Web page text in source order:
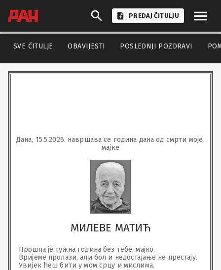
PREDAJ ČITULJU
SVE ČITULJE OBAVIJESTI POSLEDNJI POZDRAVI
Дана, 15.5.2026. навршава се година дана од смрти моје
мајке
МИЛЕВЕ МАТИЋ
Прошла је тужна година без тебе, мајко.
Вријеме пролази, али бол и недостајање не престају.
Увијек ћеш бити у мом срцу и мислима.